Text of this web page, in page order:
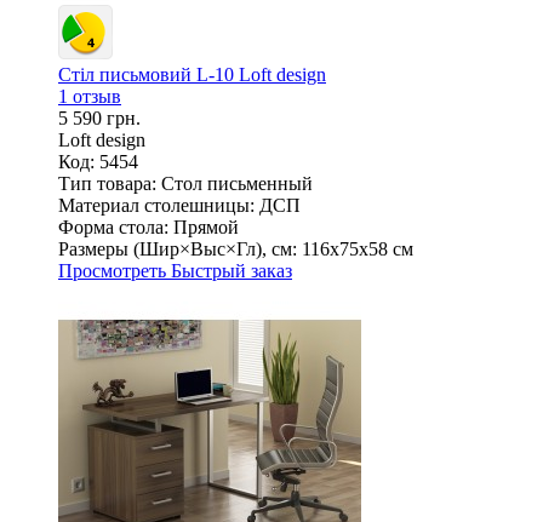
Стіл письмовий L-10 Loft design
1 отзыв
5 590 грн.
Loft design
Код: 5454
Тип товара: Стол письменный
Материал столешницы: ДСП
Форма стола: Прямой
Размеры (Шир×Выс×Гл), см: 116х75х58 см
Просмотреть Быстрый заказ